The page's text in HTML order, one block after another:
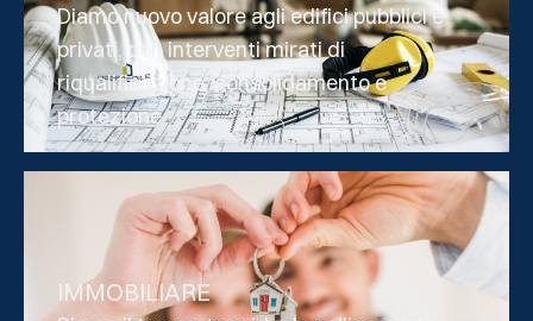
Diamo nuovo valore agli edifici pubblici e
privati, con interventi mirati di
riqualificazione, consolidamento e
protezione
IMMOBILIARE